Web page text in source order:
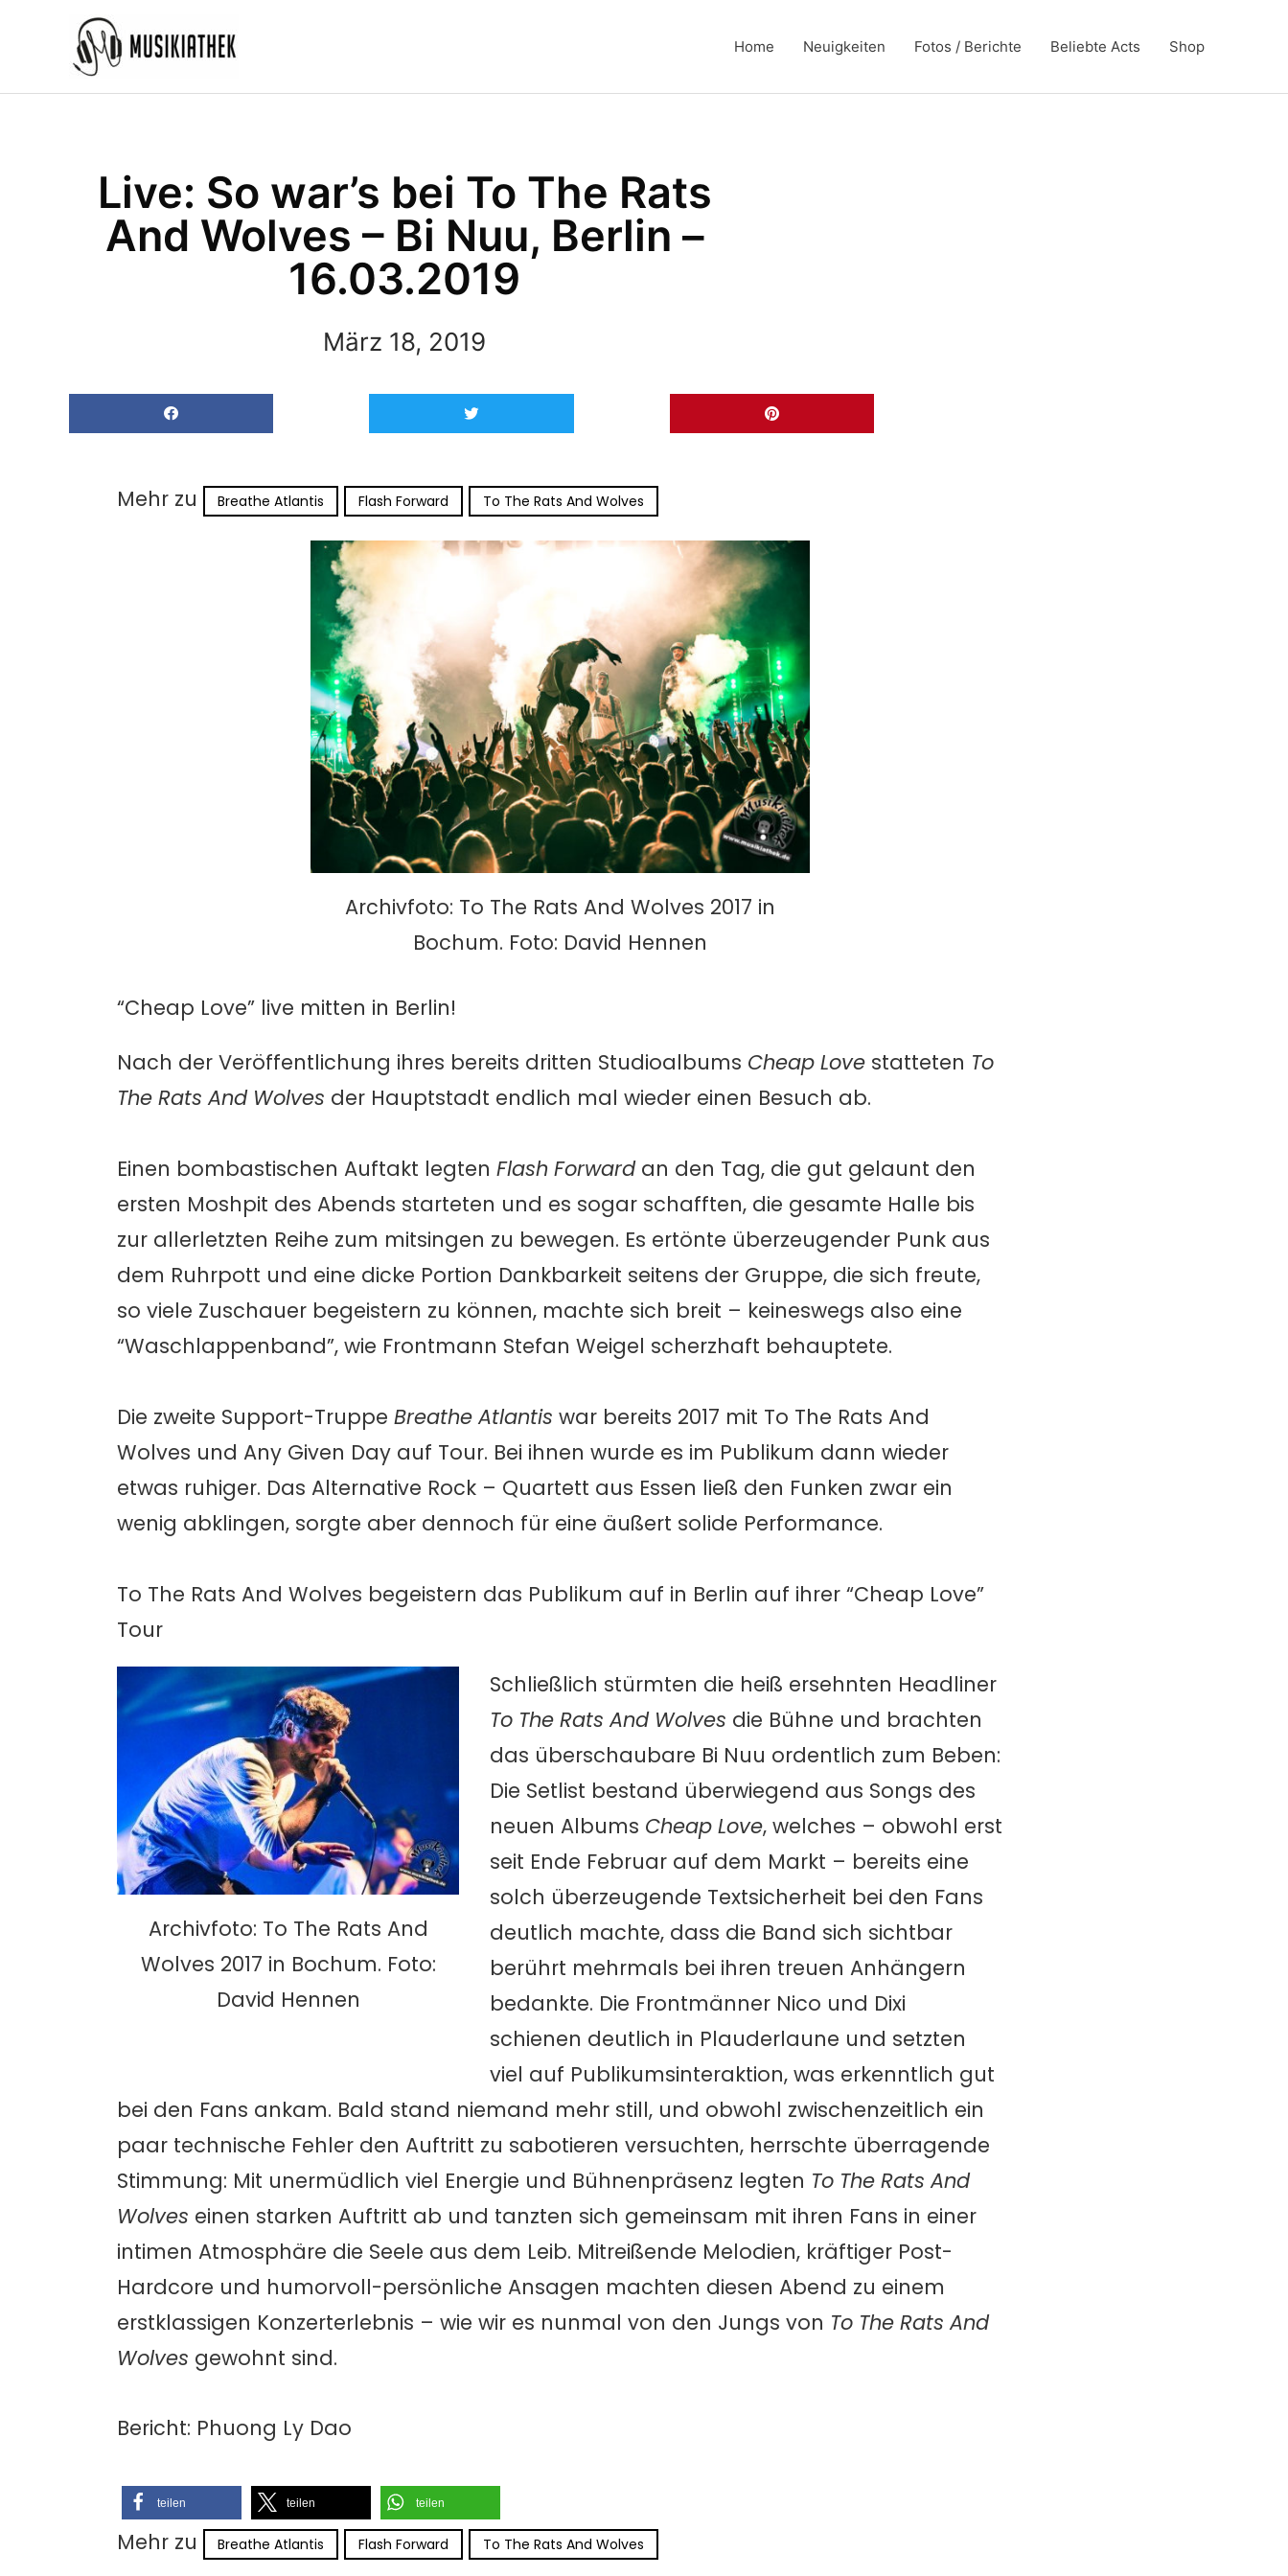
Home Neuigkeiten Fotos / Berichte Beliebte Acts Shop
Live: So war’s bei To The Rats
And Wolves – Bi Nuu, Berlin –
16.03.2019
März 18, 2019
Mehr zu Breathe Atlantis Flash Forward To The Rats And Wolves
Archivfoto: To The Rats And Wolves 2017 in
Bochum. Foto: David Hennen
“Cheap Love” live mitten in Berlin!
Nach der Veröffentlichung ihres bereits dritten Studioalbums Cheap Love statteten To
The Rats And Wolves der Hauptstadt endlich mal wieder einen Besuch ab.
Einen bombastischen Auftakt legten Flash Forwardan den Tag, die gut gelaunt den
ersten Moshpit des Abends starteten und es sogar schafften, die gesamte Halle bis
zur allerletzten Reihe zum mitsingen zu bewegen. Es ertönte überzeugender Punk aus
dem Ruhrpott und eine dicke Portion Dankbarkeit seitens der Gruppe, die sich freute,
so viele Zuschauer begeistern zu können, machte sich breit – keineswegs also eine
“Waschlappenband”, wie Frontmann Stefan Weigel scherzhaft behauptete.
Die zweite Support-Truppe Breathe Atlantis war bereits 2017 mit To The Rats And
Wolves und Any Given Day auf Tour. Bei ihnen wurde es im Publikum dann wieder
etwas ruhiger. Das Alternative Rock – Quartett aus Essen ließ den Funken zwar ein
wenig abklingen, sorgte aber dennoch für eine äußert solide Performance.
To The Rats And Wolves begeistern das Publikum auf in Berlin auf ihrer “Cheap Love”
Tour
Archivfoto: To The Rats And
Wolves 2017 in Bochum. Foto:
David Hennen
Schließlich stürmten die heiß ersehnten Headliner
To The Rats And Wolves die Bühne und brachten
das überschaubare Bi Nuu ordentlich zum Beben:
Die Setlist bestand überwiegend aus Songs des
neuen Albums Cheap Love, welches – obwohl erst
seit Ende Februar auf dem Markt – bereits eine
solch überzeugende Textsicherheit bei den Fans
deutlich machte, dass die Band sich sichtbar
berührt mehrmals bei ihren treuen Anhängern
bedankte. Die Frontmänner Nico und Dixi
schienen deutlich in Plauderlaune und setzten
viel auf Publikumsinteraktion, was erkenntlich gut
bei den Fans ankam. Bald stand niemand mehr still, und obwohl zwischenzeitlich ein
paar technische Fehler den Auftritt zu sabotieren versuchten, herrschte überragende
Stimmung: Mit unermüdlich viel Energie und Bühnenpräsenz legten To The Rats And
Wolves einen starken Auftritt ab und tanzten sich gemeinsam mit ihren Fans in einer
intimen Atmosphäre die Seele aus dem Leib. Mitreißende Melodien, kräftiger Post-
Hardcore und humorvoll-persönliche Ansagen machten diesen Abend zu einem
erstklassigen Konzerterlebnis – wie wir es nunmal von den Jungs von To The Rats And
Wolves gewohnt sind.
Bericht: Phuong Ly Dao
teilen teilen teilen
Mehr zu Breathe Atlantis Flash Forward To The Rats And Wolves